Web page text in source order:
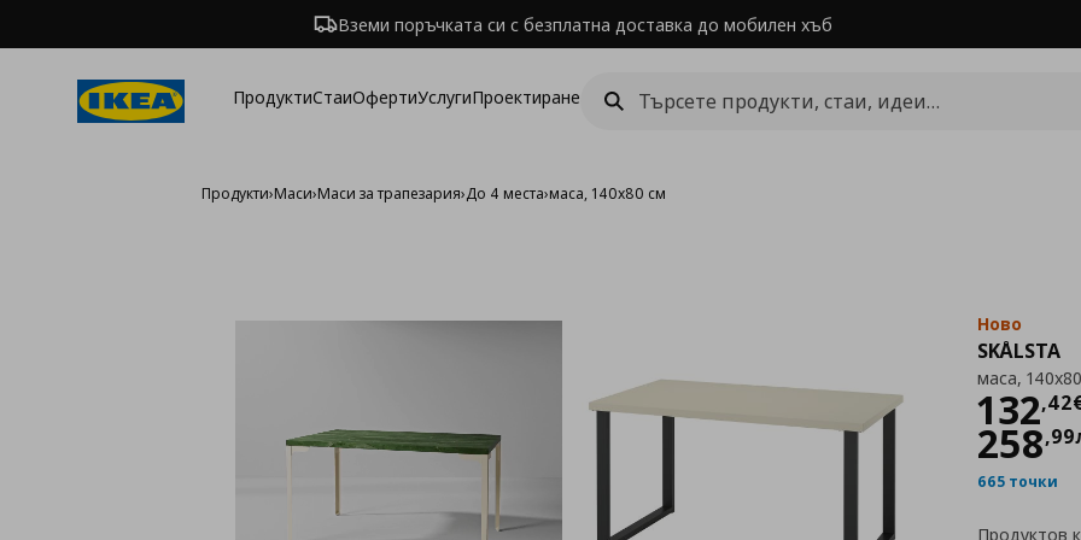
Вземи поръчката си с безплатна доставка до мобилен хъб
ПродуктиСтаиОфертиУслугиПроектиране
Продукти›Маси›Маси за трапезария›До 4 места›маса, 140x80 см
Ново
SKÅLSTA
маса,
132,42
258,99
665 точки
Продуктов